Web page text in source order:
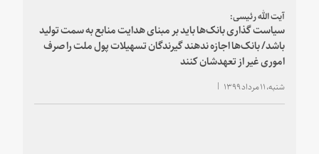
آیت الله رئیسی:
سیاست گذاری بانک‌ها باید بر مبنای هدایت منابع به سمت تولید
باشد/ بانک‌ها اجازه ندهند گیرندگان تسهیلات پول ملت را صرف
اموری غیر از تعهدشان کنند
شنبه، ۱۱ مرداد ۱۳۹۹